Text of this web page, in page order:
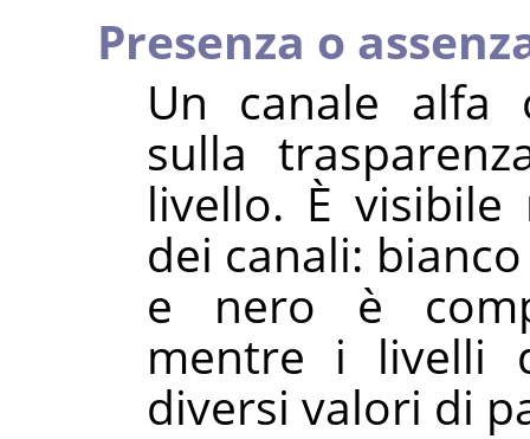
Presenza o
Un canale alfa
sulla
livello. È
dei canali:
e nero è
mentre i livelli
diversi valori di